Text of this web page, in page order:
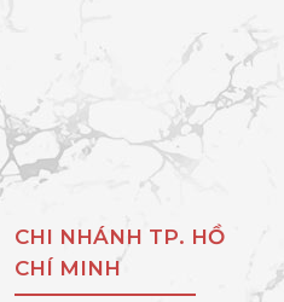
CHI NHÁNH TP. HỒ
CHÍ MINH